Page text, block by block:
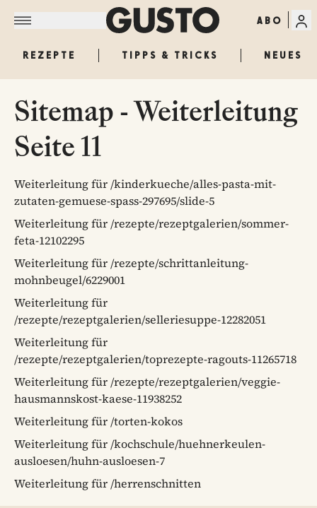
ABO
REZEPTE TIPPS & TRICKS NEUES
Sitemap - Weiterleitung
Seite 11
Weiterleitung für /kinderkueche/alles-pasta-mit-
zutaten-gemuese-spass-297695/slide-5
Weiterleitung für /rezepte/rezeptgalerien/sommer-
feta-12102295
Weiterleitung für /rezepte/schrittanleitung-
mohnbeugel/6229001
Weiterleitung für
/rezepte/rezeptgalerien/selleriesuppe-12282051
Weiterleitung für
/rezepte/rezeptgalerien/toprezepte-ragouts-11265718
Weiterleitung für /rezepte/rezeptgalerien/veggie-
hausmannskost-kaese-11938252
Weiterleitung für /torten-kokos
Weiterleitung für /kochschule/huehnerkeulen-
ausloesen/huhn-ausloesen-7
Weiterleitung für /herrenschnitten